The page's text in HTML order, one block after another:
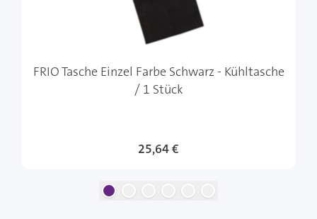
FRIO Tasche Einzel Farbe Schwarz - Kühltasche
/ 1 Stück
Sonderangebot
25,64 €